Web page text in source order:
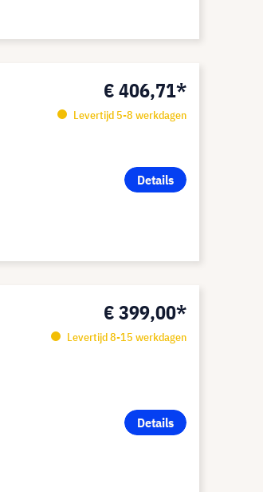
€ 406,71*
Levertijd 5-8 werkdagen
Details
€ 399,00*
Levertijd 8-15 werkdagen
Details